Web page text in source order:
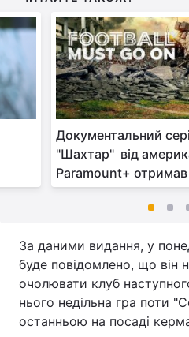
Документальний
"Шахтар" від
Paramount+
За даними видання, у
буде повідомлено, що він
очолювати клуб
нього недільна гра поти
останньою на посаді